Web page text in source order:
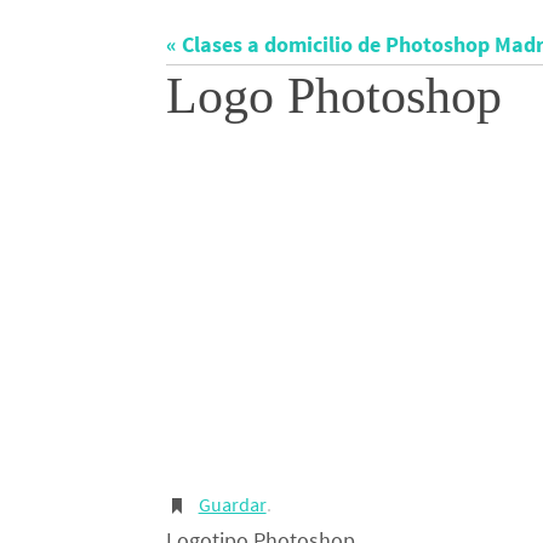
« Clases a domicilio de Photoshop
Logo Photoshop
Guardar.